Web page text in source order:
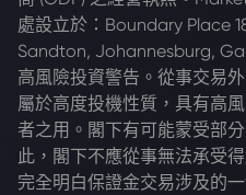
處設立於：Boundary Place
Sandton, Johannesburg,
高風險投資警告。從事交易
屬於高度投機性質，具有高
者之用。閣下有可能蒙受部
此，閣下不應從事無法承受
完全明白保證金交易涉及的